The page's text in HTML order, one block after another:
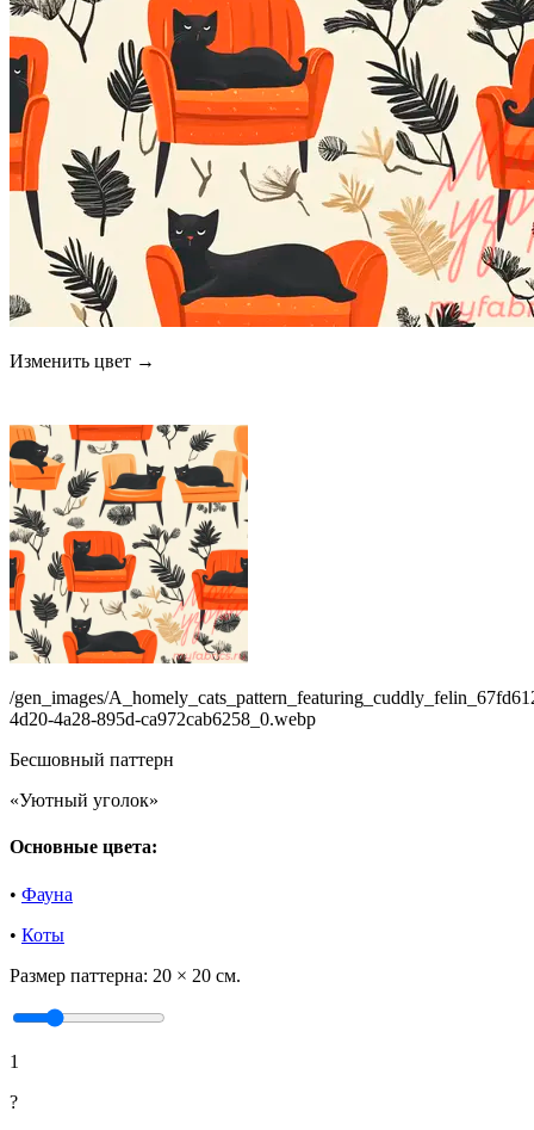
Изменить цвет →
/gen_images/
4d20-4a28-895d-ca972cab6258_0.webp
Бесшовный паттерн
«Уютный уголок»
Основные цвета:
• Фауна
• Коты
Размер паттерна: 20 × 20 см.
1
?